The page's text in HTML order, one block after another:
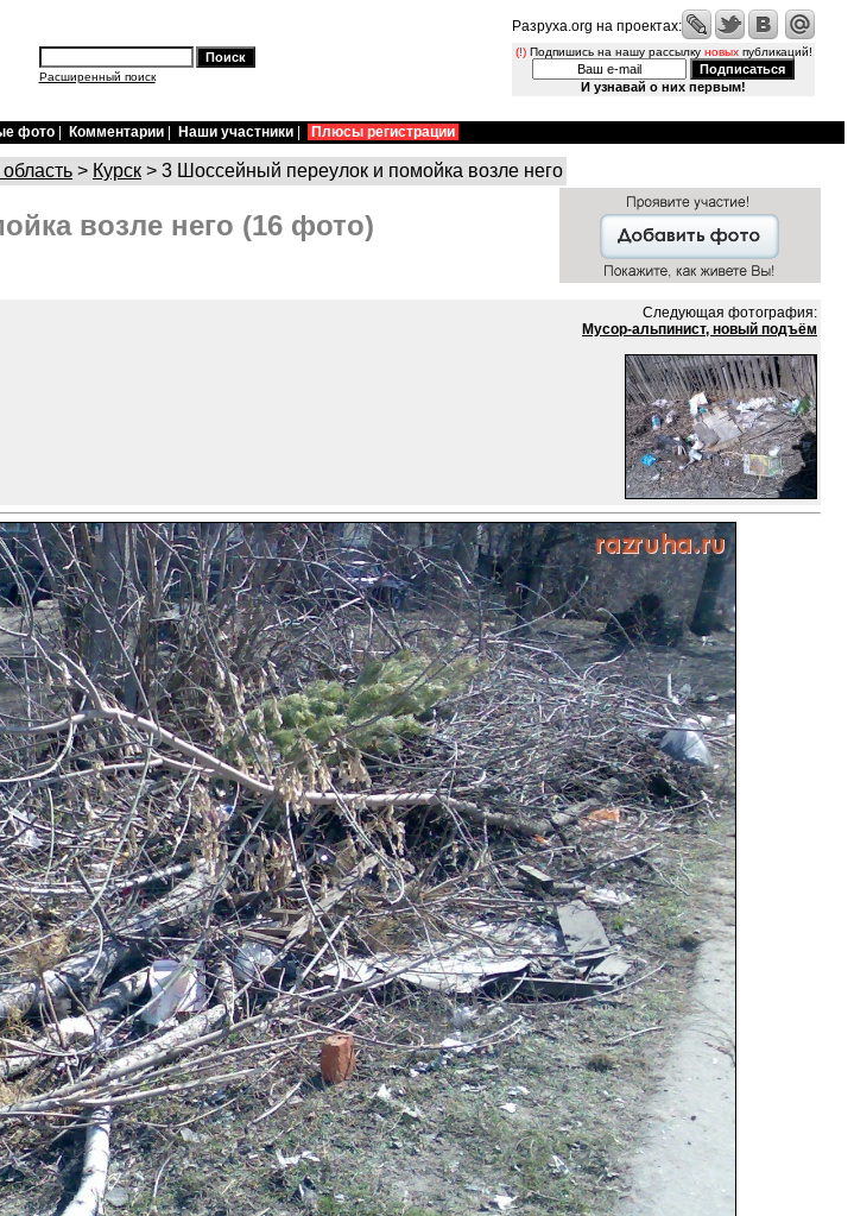
Расширенный поиск
Разруха.org на проектах:
(!)Подпишись на нашу рассылку новыхпубликаций!
И узнавай о них первым!
фото Комментарии Наши участники Плюсы регистрации
> Курск > 3 Шоссейный переулок и помойка возле него
возле него (16 фото)
Следующая фотография:
Мусор-альпинист, новый подъём